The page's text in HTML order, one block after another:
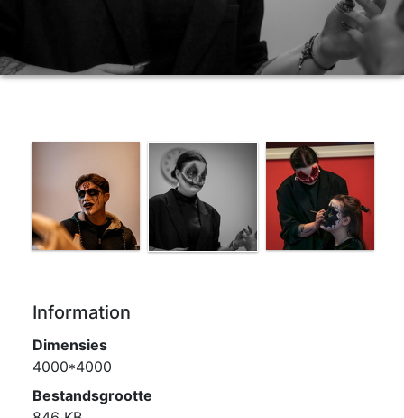
Information
Dimensies
4000*4000
Bestandsgrootte